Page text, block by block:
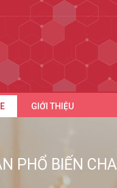
GIỚI THIỆU
PHỔ BIẾN